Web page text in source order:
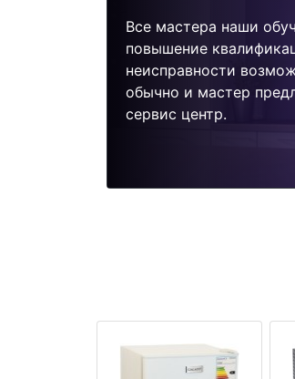
Все мастера наши
повышение
неисправности
обычно и мастер
сервис центр.